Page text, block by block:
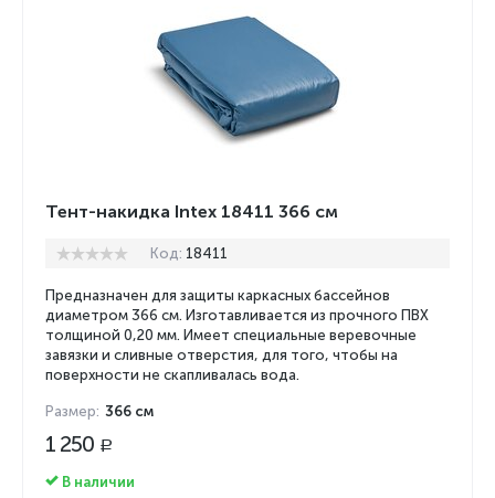
Тент-накидка Intex 18411 366 см
Код: 18411
Предназначен для защиты каркасных бассейнов
диаметром 366 см. Изготавливается из прочного ПВХ
толщиной 0,20 мм. Имеет специальные веревочные
завязки и сливные отверстия, для того, чтобы на
поверхности не скапливалась вода.
Размер: 366 см
1 250 Р
В наличии